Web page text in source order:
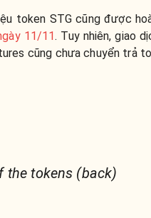
token STG cũng được
11/11. Tuy nhiên, giao
cũng chưa chuyển trả
the tokens (back)